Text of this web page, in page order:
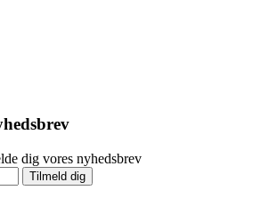
dig vores nyhedsbrev
Tilmeld dig